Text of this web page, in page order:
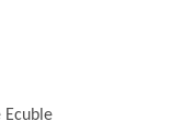
Ecuble